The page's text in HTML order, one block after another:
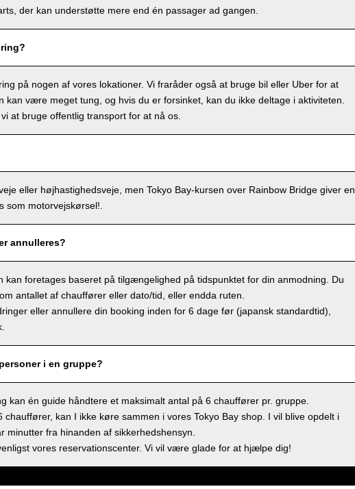
der kan understøtte mere end én passager ad gangen.
på nogen af vores lokationer. Vi fraråder også at bruge bil eller Uber for at
kan være meget tung, og hvis du er forsinket, kan du ikke deltage i aktiviteten.
at bruge offentlig transport for at nå os.
eller højhastighedsveje, men Tokyo Bay-kursen over Rainbow Bridge giver en
motorvejskørsel!.
annulleres?
foretages baseret på tilgængelighed på tidspunktet for din anmodning. Du
antallet af chauffører eller dato/tid, eller endda ruten.
eller annullere din booking inden for 6 dage før (japansk standardtid),
i en gruppe?
kan én guide håndtere et maksimalt antal på 6 chauffører pr. gruppe.
chauffører, kan I ikke køre sammen i vores Tokyo Bay shop. I vil blive opdelt i
minutter fra hinanden af sikkerhedshensyn.
vores reservationscenter. Vi vil være glade for at hjælpe dig!